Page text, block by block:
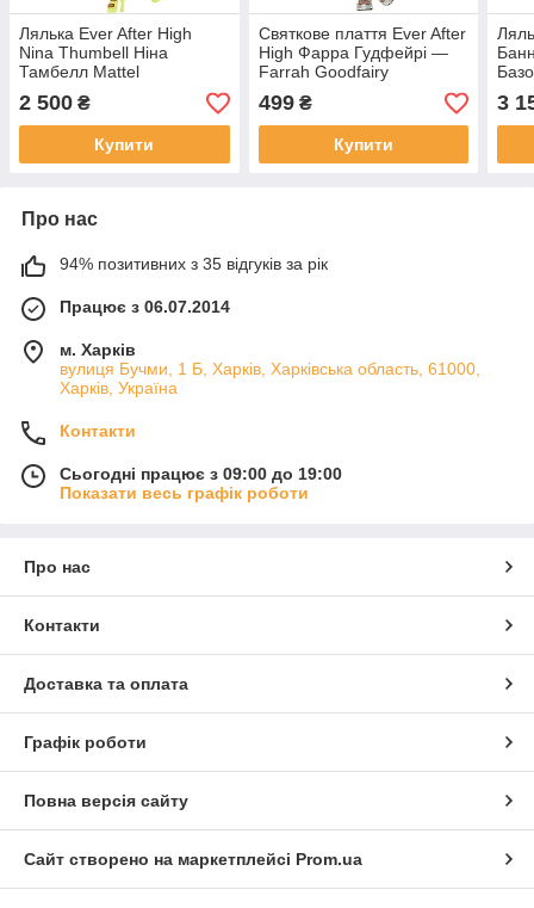
Лялька Ever After High
Nina Thumbell Ніна
Тамбелл Mattel
2 500 ₴
Купити
Святкове плаття Ever After
High Фарра Гудфейрі —
Farrah Goodfairy
499₴
Купити
3
Про нас
94% позитивних з 35 відгуків за рік
Працює з 06.07.2014
м. Харків
вулиця Бучми, 1 Б, Харків, Харківська область, 61000,
Харків, Україна
Контакти
Сьогодні працює з 09:00 до 19:00
Показати весь графік роботи
Про нас
Контакти
Доставка та оплата
Графік роботи
Повна версія сайту
Сайт створено на маркетплейсі Prom.ua